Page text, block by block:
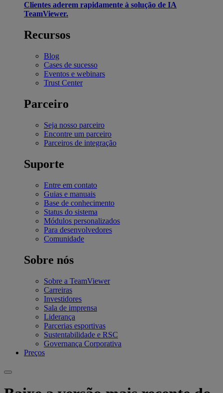
Clientes aderem rapidamente à solução de IA
TeamViewer.
Recursos
Blog
Cases de sucesso
Eventos e webinars
Trust Center
Parceiro
Seja nosso parceiro
Encontre um parceiro
Parceiros de integração
Suporte
Entre em contato
Guias e manuais
Base de conhecimento
Status do sistema
Módulos personalizados
Para desenvolvedores
Comunidade
Sobre nós
Sobre a TeamViewer
Carreiras
Investidores
Sala de imprensa
Liderança
Parcerias esportivas
Sustentabilidade e RSC
Governança Corporativa
Preços